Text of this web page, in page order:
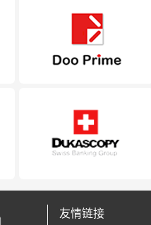
友情链接